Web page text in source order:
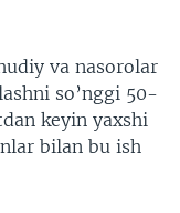
va nasorolar
so’nggi 50-
keyin yaxshi
bilan bu ish